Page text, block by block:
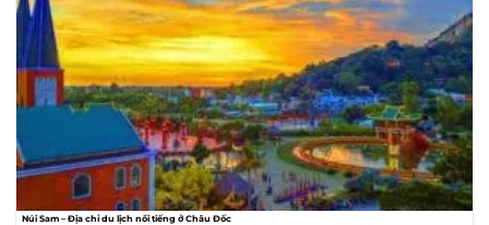
Núi Sam – Địa chỉ du lịch nổi tiếng ở Châu Đốc